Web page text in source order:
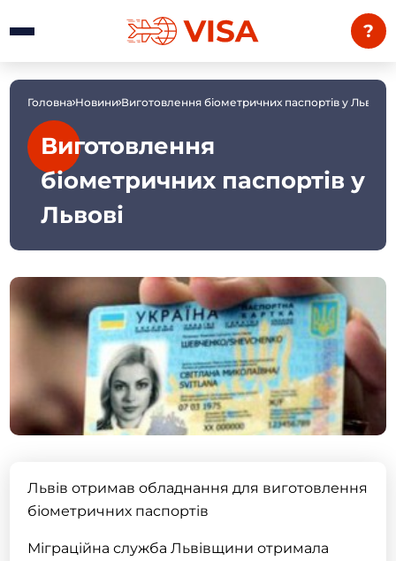
?
Головна Новини Виготовлення біометричних паспортів у Львові
Виготовлення
біометричних паспортів у
Львові
Львів отримав обладнання для виготовлення
біометричних паспортів
Міграційна служба Львівщини отримала